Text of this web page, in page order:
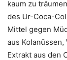
kaum zu
des Ur-Coca-
Mittel gegen
aus Kolanüssen,
Extrakt aus den